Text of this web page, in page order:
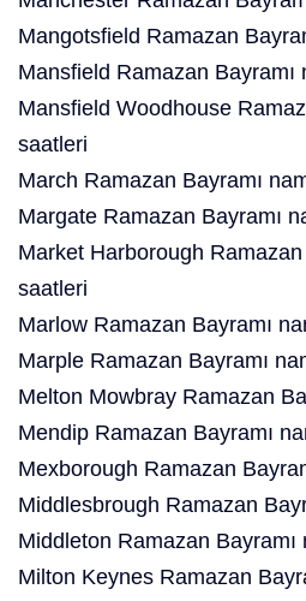
Mangotsfield Ramazan
Mansfield Ramazan Bayramı
Mansfield Woodhouse
saatleri
March Ramazan Bayramı
Margate Ramazan Bayramı
Market Harborough
saatleri
Marlow Ramazan Bayramı
Marple Ramazan Bayramı
Melton Mowbray Ramazan
Mendip Ramazan Bayramı
Mexborough Ramazan
Middlesbrough Ramazan
Middleton Ramazan Bayramı
Milton Keynes Ramazan